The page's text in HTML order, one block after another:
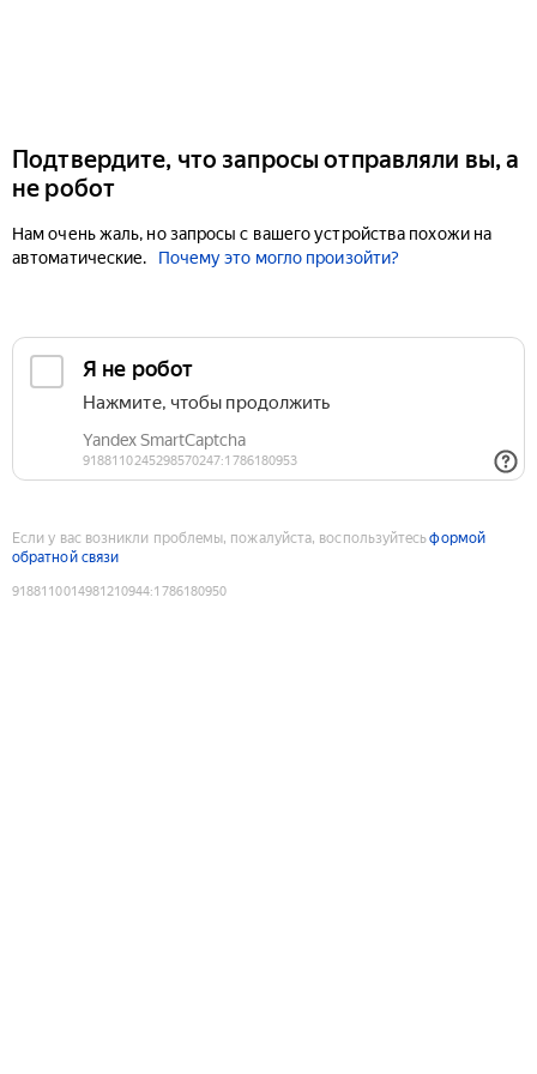
Подтвердите, что запросы отправляли вы, а
не робот
Нам очень жаль, но запросы с вашего устройства похожи на
автоматические.
Почему это могло произойти?
Если у вас возникли проблемы, пожалуйста, воспользуйтесьформой
обратной связи
9188110014981210944:1786180950